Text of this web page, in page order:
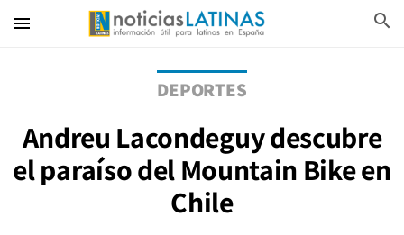
menu search
DEPORTES
Andreu Lacondeguy descubre
el paraíso del Mountain Bike en
Chile